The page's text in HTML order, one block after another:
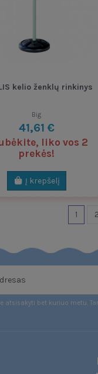
kelio ženklų rinkinys
Big
41,61 €
liko vos 2
prekės!
Į krepšelį
1 2
atsisakyti bet kuriuo metu.